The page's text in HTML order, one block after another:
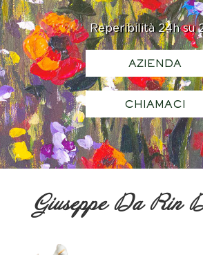
Reperibilità 24h su
AZIENDA
CHIAMACI
Giuseppe Da Rin